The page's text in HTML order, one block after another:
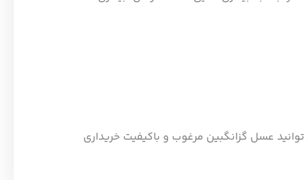
عسل گزانگبین مرغوب و باکیفیت خریداری